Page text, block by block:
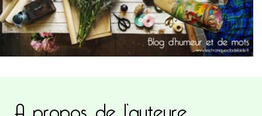
A propos de l’auteure